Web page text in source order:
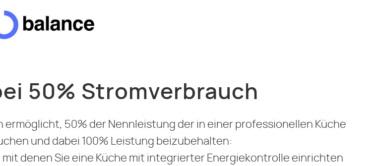
50% Stromverbrauch
ermöglicht, 50% der Nennleistung der in einer professionellen Küche
und dabei 100% Leistung beizubehalten:
denen Sie eine Küche mit integrierter Energiekontrolle einrichten